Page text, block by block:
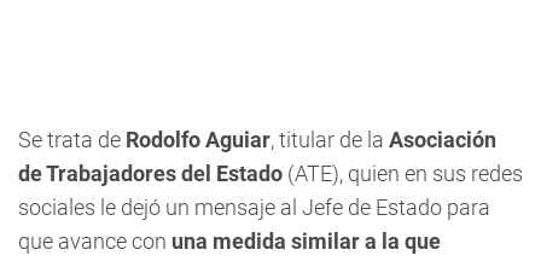
Se trata de Rodolfo Aguiar, titular de la Asociación
de Trabajadores del Estado (ATE), quien en sus redes
sociales le dejó un mensaje al Jefe de Estado para
que avance con una medida similar a la que